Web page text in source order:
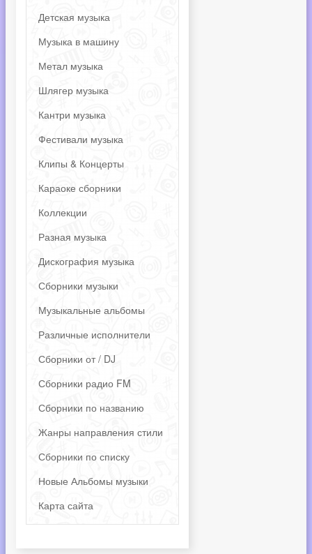
Детская музыка
Музыка в машину
Метал музыка
Шлягер музыка
Кантри музыка
Фестивали музыка
Клипы & Концерты
Караоке сборники
Коллекции
Разная музыка
Дискография музыка
Сборники музыки
Музыкальные альбомы
Различные исполнители
Сборники от / DJ
Сборники радио FM
Сборники по названию
Жанры направления стили
Сборники по списку
Новые Альбомы музыки
Карта сайта